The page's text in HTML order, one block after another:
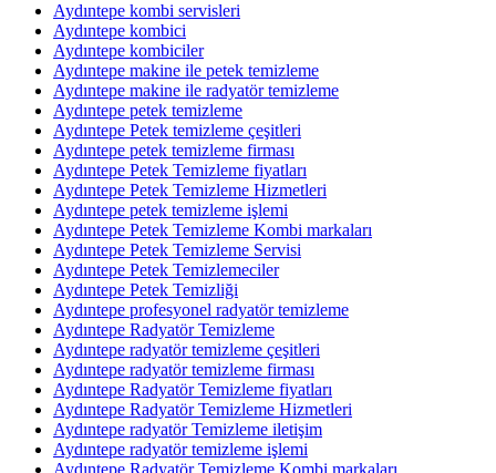
Aydıntepe kombi servisleri
Aydıntepe kombici
Aydıntepe kombiciler
Aydıntepe makine ile petek temizleme
Aydıntepe makine ile radyatör temizleme
Aydıntepe petek temizleme
Aydıntepe Petek temizleme çeşitleri
Aydıntepe petek temizleme firması
Aydıntepe Petek Temizleme fiyatları
Aydıntepe Petek Temizleme Hizmetleri
Aydıntepe petek temizleme işlemi
Aydıntepe Petek Temizleme Kombi markaları
Aydıntepe Petek Temizleme Servisi
Aydıntepe Petek Temizlemeciler
Aydıntepe Petek Temizliği
Aydıntepe profesyonel radyatör temizleme
Aydıntepe Radyatör Temizleme
Aydıntepe radyatör temizleme çeşitleri
Aydıntepe radyatör temizleme firması
Aydıntepe Radyatör Temizleme fiyatları
Aydıntepe Radyatör Temizleme Hizmetleri
Aydıntepe radyatör Temizleme iletişim
Aydıntepe radyatör temizleme işlemi
Aydıntepe Radyatör Temizleme Kombi markaları